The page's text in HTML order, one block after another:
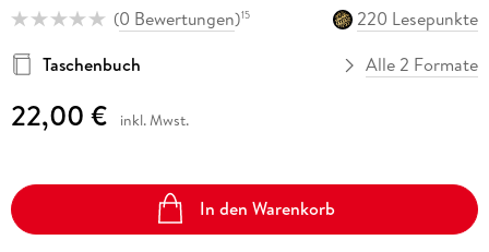
(0 Bewertungen)15
220 Lesepunkte
Taschenbuch
Alle 2 Formate
22,00 € inkl. Mwst.
In den Warenkorb